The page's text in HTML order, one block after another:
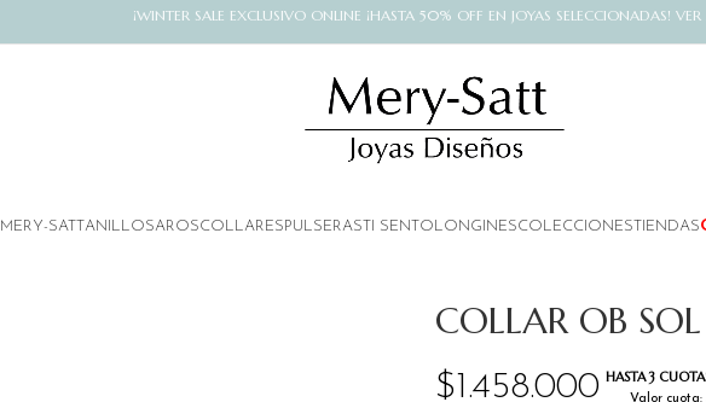
¡WINTER SALE EXCLUSIVO ONLINE ¡HASTA 50% OFF EN JOYAS SELECCIONADAS!
MERY-SATTANILLOSAROSCOLLARES PULSERASTI SENTO LONGINESCOLECCIONESTIENDAS
COLLAR OB
$1.458.000 HASTA 3
Valor cuota: